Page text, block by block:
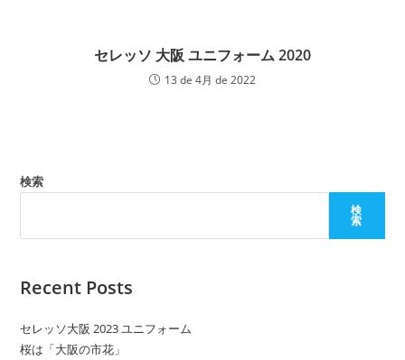
セレッソ 大阪 ユニフォーム 2020
13 de 4月 de 2022
検索
検
索
Recent Posts
セレッソ大阪 2023 ユニフォーム
桜は「大阪の市花」